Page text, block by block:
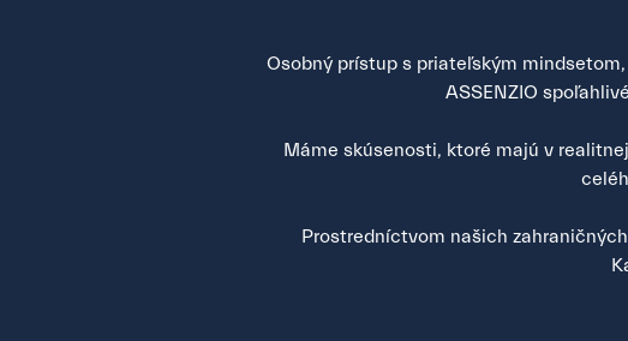
Osobný prístup s priateľským
ASSENZIO
Máme skúsenosti, ktoré majú v
Prostredníctvom našich